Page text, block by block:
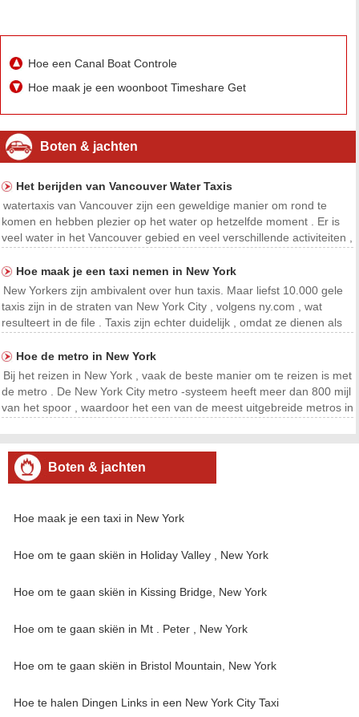
Hoe een Canal Boat Controle
Hoe maak je een woonboot Timeshare Get
Boten & jachten
Het berijden van Vancouver Water Taxis
watertaxis van Vancouver zijn een geweldige manier om rond te
komen en hebben plezier op het water op hetzelfde moment . Er is
veel water in het Vancouver gebied en veel verschillende activiteiten ,
personeel lanceringen , dat onder de term
Hoe maak je een taxi nemen in New York
New Yorkers zijn ambivalent over hun taxis. Maar liefst 10.000 gele
taxis zijn in de straten van New York City , volgens ny.com , wat
resulteert in de file . Taxis zijn echter duidelijk , omdat ze dienen als
gebieden niet voldoende gered
Hoe de metro in New York
Bij het reizen in New York , vaak de beste manier om te reizen is met
de metro . De New York City metro -systeem heeft meer dan 800 mijl
van het spoor , waardoor het een van de meest uitgebreide metros in
Boten & jachten
Hoe maak je een taxi in New York
Hoe om te gaan skiën in Holiday Valley , New York
Hoe om te gaan skiën in Kissing Bridge, New York
Hoe om te gaan skiën in Mt . Peter , New York
Hoe om te gaan skiën in Bristol Mountain, New York
Hoe te halen Dingen Links in een New York City Taxi